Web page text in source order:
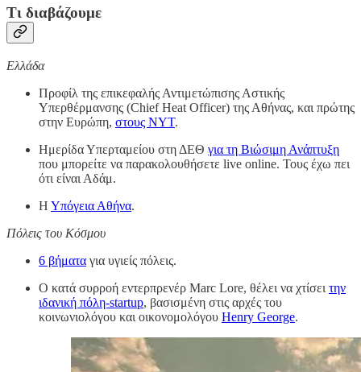
Τι διαβάζουμε
Ελλάδα
Προφίλ της επικεφαλής Αντιμετώπισης Αστικής
Υπερθέρμανσης (Chief Heat Officer) της Αθήνας, και πρώτης
στην Ευρώπη, στους NYT.
Ημερίδα Υπερταμείου στη ΔΕΘ για τη Βιώσιμη Ανάπτυξη
που μπορείτε να παρακολουθήσετε live online. Τους έχω πει
ότι είναι Αδάμ.
Η Υπόγεια Αθήνα.
Πόλεις του Κόσμου
6 βήματα για υγιείς πόλεις.
Ο κατά συρροή εντερπρενέρ Marc Lore, θέλει να χτίσει την
ιδανική πόλη-startup, βασισμένη στις αρχές του
κοινωνιολόγου και οικονομολόγου Henry George.